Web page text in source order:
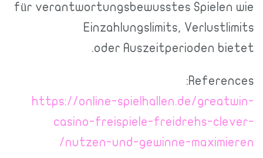
für verantwortungsbewusstes Spielen wie
Einzahlungslimits, Verlustlimits
oder Auszeitperioden bietet.
References:
https://online-spielhallen.de/greatwin-
casino-freispiele-freidrehs-clever-
nutzen-und-gewinne-maximieren/